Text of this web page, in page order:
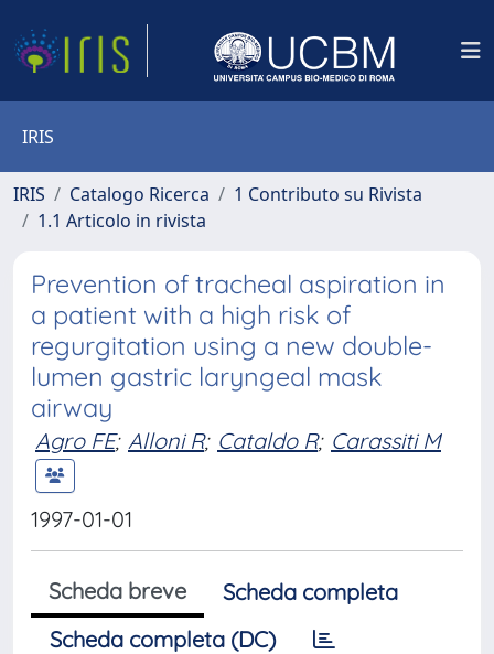
IRIS
IRIS Catalogo Ricerca
1 Contributo su Rivista
1.1 Articolo in rivista
Prevention of tracheal aspiration in
a patient with a high risk of
regurgitation using a new double-
lumen gastric laryngeal mask
airway
Agro FE; Alloni R; Cataldo R; Carassiti M
1997-01-01
Scheda breve
Scheda completa
Scheda completa (DC)